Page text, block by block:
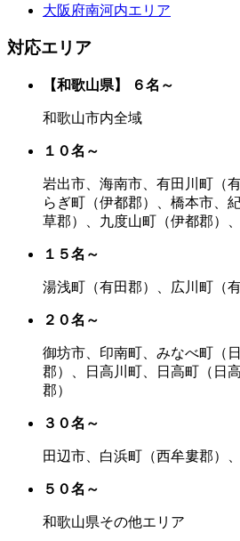
大阪府南河内エリア
対応エリア
【和歌山県】 ６名～
和歌山市内全域
１０名～
岩出市、海南市、有田川町（
らぎ町（伊都郡）、橋本市、
草郡）、九度山町（伊都郡）
１５名～
湯浅町（有田郡）、広川町（有
２０名～
御坊市、印南町、みなべ町（
郡）、日高川町、日高町（日
郡）
３０名～
田辺市、白浜町（西牟婁郡）
５０名～
和歌山県その他エリア